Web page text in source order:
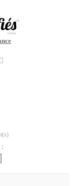
: